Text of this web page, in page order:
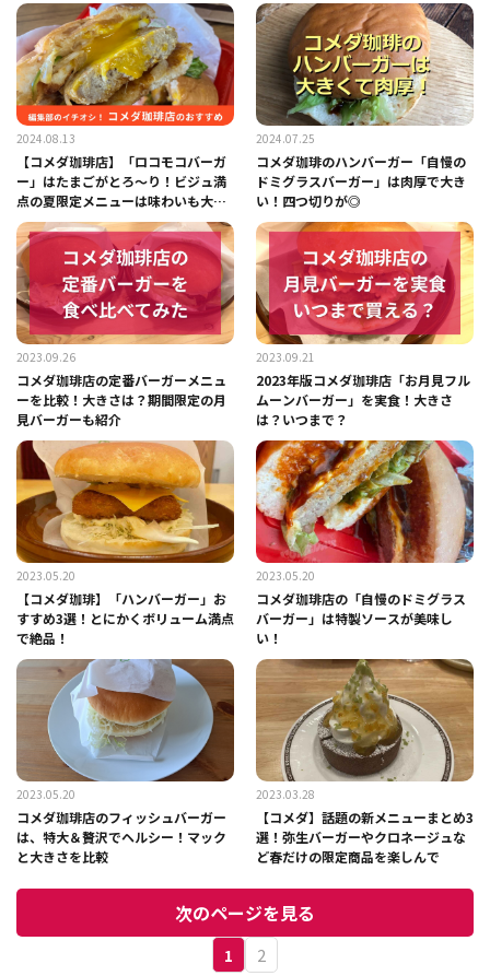
2024.08.13
【コメダ珈琲店】「ロコモコバーガ
ー」はたまごがとろ～り！ビジュ満
点の夏限定メニューは味わいも大満
足！
2024.07.25
コメダ珈琲のハンバーガー「自慢の
ドミグラスバーガー」は肉厚で大き
い！四つ切りが◎
2023.09.26
コメダ珈琲店の定番バーガーメニュ
ーを比較！大きさは？期間限定の月
見バーガーも紹介
2023.09.21
2023年版コメダ珈琲店「お月見フル
ムーンバーガー」を実食！大きさ
は？いつまで？
2023.05.20
【コメダ珈琲】「ハンバーガー」お
すすめ3選！とにかくボリューム満点
で絶品！
2023.05.20
コメダ珈琲店の「自慢のドミグラス
バーガー」は特製ソースが美味し
い！
2023.05.20
コメダ珈琲店のフィッシュバーガー
は、特大＆贅沢でヘルシー！マック
と大きさを比較
2023.03.28
【コメダ】話題の新メニューまとめ3
選！弥生バーガーやクロネージュな
ど春だけの限定商品を楽しんで
次のページを見る
1 2